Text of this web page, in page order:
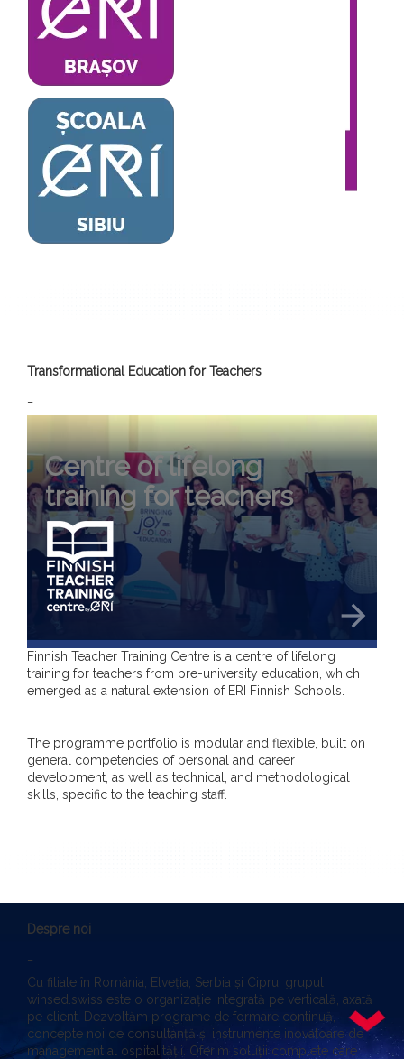
Transformational Education for Teachers
Centre of lifelong
training for teachers
arrow_forward
Finnish Teacher Training Centre is a centre of lifelong
training for teachers from pre-university education, which
emerged as a natural extension of ERI Finnish Schools.
The programme portfolio is modular and flexible, built on
general competencies of personal and career
development, as well as technical, and methodological
skills, specific to the teaching staff.
Despre noi
Cu filiale în România, Elveția, Serbia și Cipru, grupul
winsed.swiss este o organizație integrată pe verticală, axată
pe client. Dezvoltăm programe de formare continuă,
concepte noi de consultanță și instrumente inovatoare de
management al ospitalității. Oferim soluții complete care